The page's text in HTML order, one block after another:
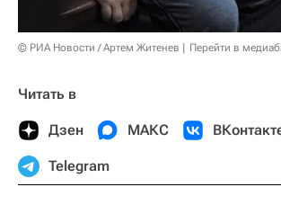
© РИА Новости / Артем Житенев Перейти в
Читать в
Дзен МАКС
Telegram